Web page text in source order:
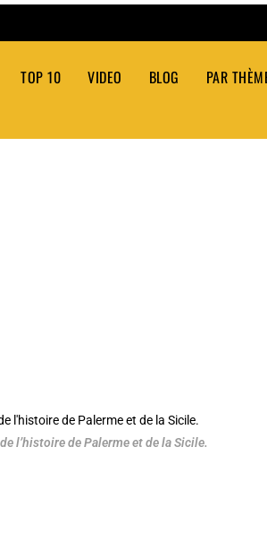
TOP 10 VIDEO BLOG PAR
l’histoire de Palerme et de la Sicile.